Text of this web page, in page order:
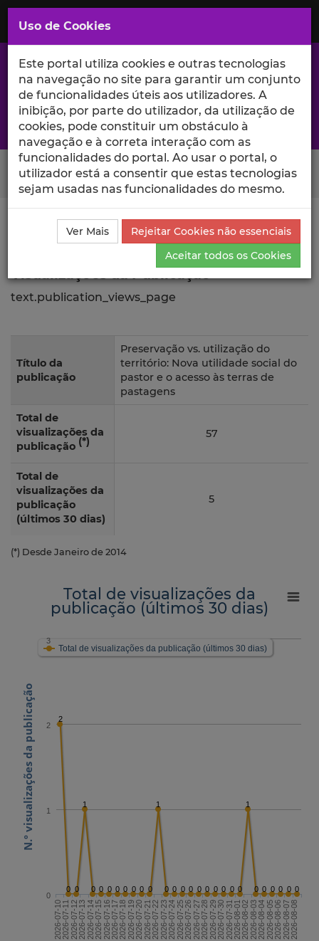
Saltar
para
Conteúdo
Principal
A excelência da investigação e ciência no Iscte
Search Button
Ciência_Iscte Publicações
Descrição Detalhada da
Publicação
Visualizações
text.publication_views_page
Título da
publicação
Preservação vs. utilização do
território: Nova utilidade social do
pastor e o acesso às terras de
pastagens
Total de
visualizações da
publicação (*)
57
Total de
visualizações da
publicação
(últimos 30 dias)
5
(*) Desde Janeiro de 2014
N.º visualizações da publicação
Total de visualizações da
publicação (últimos 30 dias)
2
0 0
1
0 0 0 0 0 0 0 0
1
0 0 0 0 0 0 0 0 0 0
1
0 0 0 0 0 0
Total de visualizações da publicação (últimos 30 dias)
2026-07-102026-07-112026-07-122026-07-132026-07-142026-07-152026-07-162026-07-172026-07-182026-07-192026-07-202026-07-212026-07-222026-07-232026-07-242026-07-252026-07-262026-07-272026-07-282026-07-292026-07-302026-07-312026-08-012026-08-022026-08-032026-08-042026-08-052026-08-062026-08-072026-08-08
0
1
2
3
Uso de Cookies
Este portal utiliza cookies e outras tecnologias
na navegação no site para garantir um conjunto
de funcionalidades úteis aos utilizadores. A
inibição, por parte do utilizador, da utilização de
cookies, pode constituir um obstáculo à
navegação e à correta interação com as
funcionalidades do portal. Ao usar o portal, o
utilizador está a consentir que estas tecnologias
sejam usadas nas funcionalidades do mesmo.
Ver Mais
Rejeitar Cookies não essenciais
Aceitar todos os Cookies